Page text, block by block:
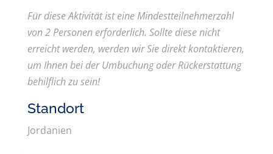
Für diese Aktivität ist eine Mindestteilnehmerzahl
von 2 Personen erforderlich. Sollte diese nicht
erreicht werden, werden wir Sie direkt kontaktieren,
um Ihnen bei der Umbuchung oder Rückerstattung
behilflich zu sein!
Standort
Jordanien